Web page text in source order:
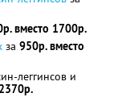
вместо 1700р.
за 950р. вместо
леггинсов и